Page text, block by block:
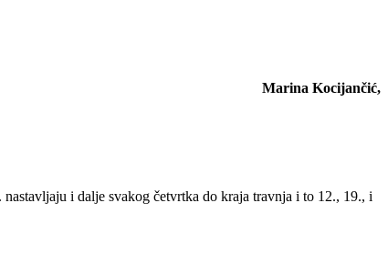
Marina Kocijančić,
i dalje svakog četvrtka do kraja travnja i to 12., 19., i